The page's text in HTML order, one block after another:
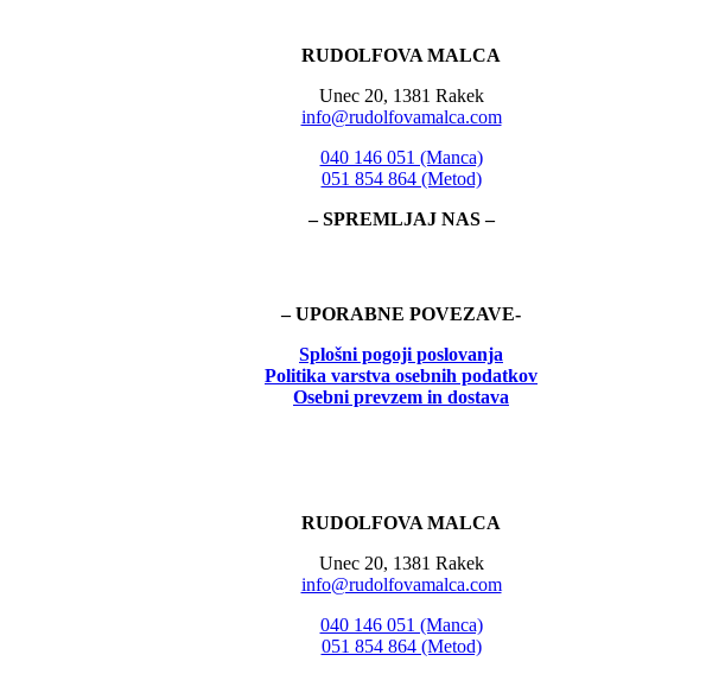
RUDOLFOVA MALCA
Unec 20, 1381 Rakek
info@rudolfovamalca.com
040 146 051 (Manca)
051 854 864 (Metod)
– SPREMLJAJ NAS –
– UPORABNE POVEZAVE-
Splošni pogoji poslovanja
Politika varstva osebnih podatkov
Osebni prevzem in dostava
RUDOLFOVA MALCA
Unec 20, 1381 Rakek
info@rudolfovamalca.com
040 146 051 (Manca)
051 854 864 (Metod)